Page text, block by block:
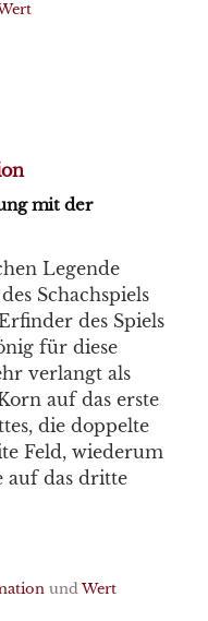
mit der
Legende
Schachspiels
des Spiels
für diese
verlangt als
auf das erste
die doppelte
Feld, wiederum
auf das dritte
undWert